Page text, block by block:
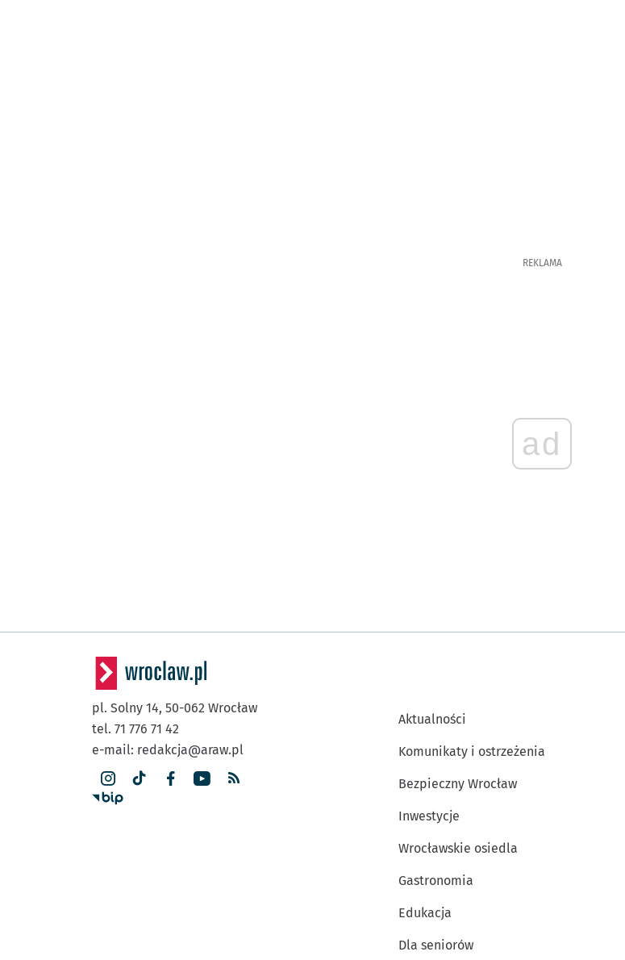
REKLAMA
ad
pl. Solny 14, 50-062 Wrocław
tel. 71 776 71 42
e-mail: redakcja@araw.pl
Aktualności
Komunikaty i ostrzeżenia
Bezpieczny Wrocław
Inwestycje
Wrocławskie osiedla
Gastronomia
Edukacja
Dla seniorów